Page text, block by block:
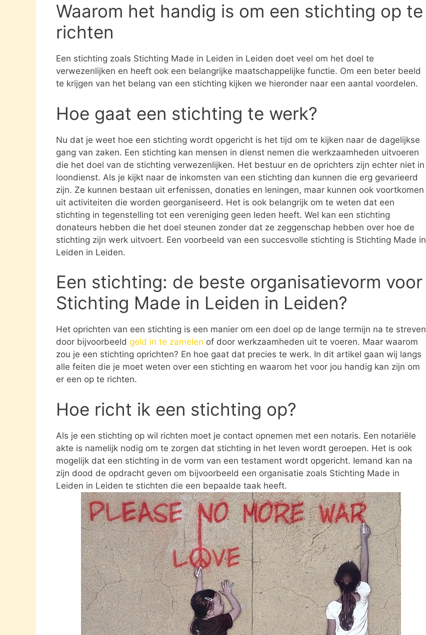
Waarom het handig is om een stichting op te
richten
Een stichting zoals Stichting Made in Leiden in Leiden doet veel om het doel te
verwezenlijken en heeft ook een belangrijke maatschappelijke functie. Om een beter beeld
te krijgen van het belang van een stichting kijken we hieronder naar een aantal voordelen.
Hoe gaat een stichting te werk?
Nu dat je weet hoe een stichting wordt opgericht is het tijd om te kijken naar de dagelijkse
gang van zaken. Een stichting kan mensen in dienst nemen die werkzaamheden uitvoeren
die het doel van de stichting verwezenlijken. Het bestuur en de oprichters zijn echter niet in
loondienst. Als je kijkt naar de inkomsten van een stichting dan kunnen die erg gevarieerd
zijn. Ze kunnen bestaan uit erfenissen, donaties en leningen, maar kunnen ook voortkomen
uit activiteiten die worden georganiseerd. Het is ook belangrijk om te weten dat een
stichting in tegenstelling tot een vereniging geen leden heeft. Wel kan een stichting
donateurs hebben die het doel steunen zonder dat ze zeggenschap hebben over hoe de
stichting zijn werk uitvoert. Een voorbeeld van een succesvolle stichting is Stichting Made in
Leiden in Leiden.
Een stichting: de beste organisatievorm voor
Stichting Made in Leiden in Leiden?
Het oprichten van een stichting is een manier om een doel op de lange termijn na te streven
door bijvoorbeeld geld in te zamelen of door werkzaamheden uit te voeren. Maar waarom
zou je een stichting oprichten? En hoe gaat dat precies te werk. In dit artikel gaan wij langs
alle feiten die je moet weten over een stichting en waarom het voor jou handig kan zijn om
er een op te richten.
Hoe richt ik een stichting op?
Als je een stichting op wil richten moet je contact opnemen met een notaris. Een notariële
akte is namelijk nodig om te zorgen dat stichting in het leven wordt geroepen. Het is ook
mogelijk dat een stichting in de vorm van een testament wordt opgericht. Iemand kan na
zijn dood de opdracht geven om bijvoorbeeld een organisatie zoals Stichting Made in
Leiden in Leiden te stichten die een bepaalde taak heeft.